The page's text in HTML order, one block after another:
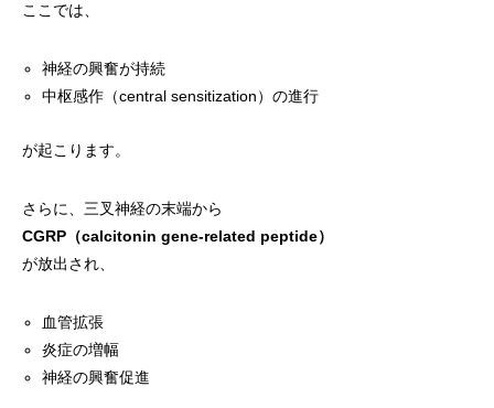
ここでは、
神経の興奮が持続
中枢感作（central sensitization）の進行
が起こります。
さらに、三叉神経の末端から
CGRP（calcitonin gene-related peptide）
が放出され、
血管拡張
炎症の増幅
神経の興奮促進